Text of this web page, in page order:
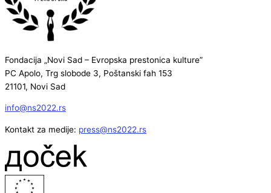
Fondacija „Novi Sad – Evropska prestonica kulture”
PC Apolo, Trg slobode 3, Poštanski fah 153
21101, Novi Sad
info@ns2022.rs
Kontakt za medije: press@ns2022.rs